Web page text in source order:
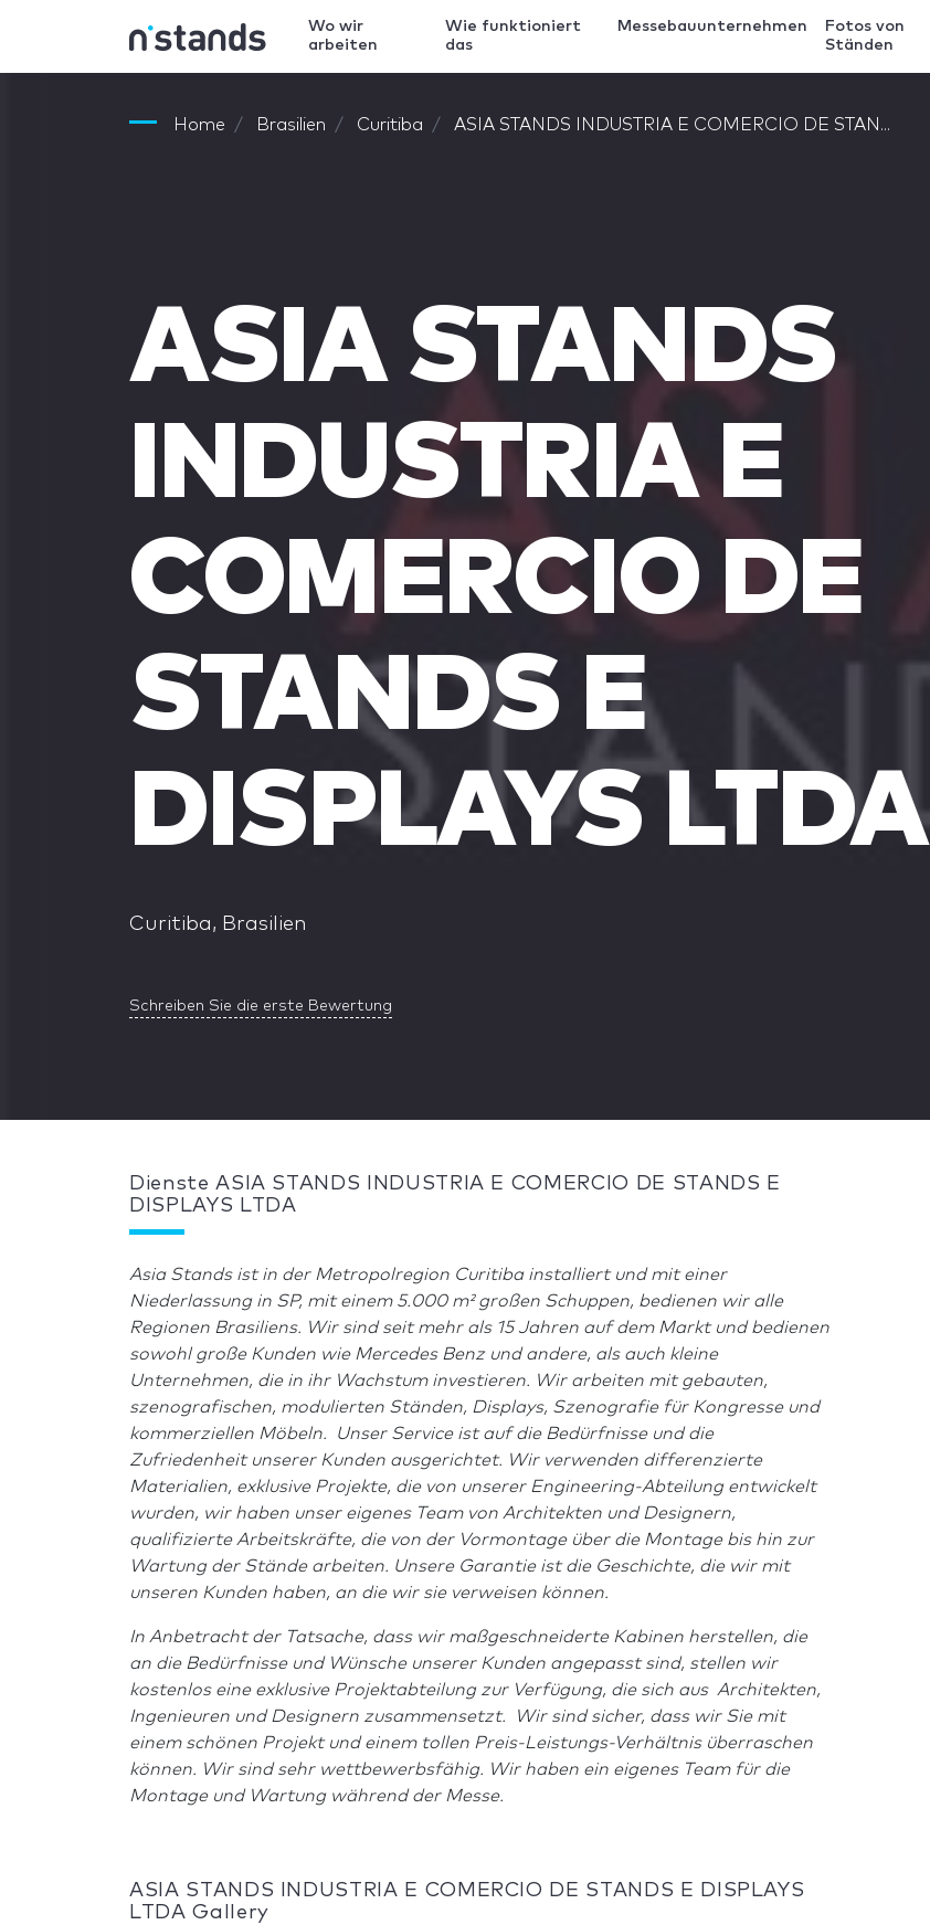
Wo wir
arbeiten
Wie funktioniert
das
Messebauunternehmen
Fotos von
Ständen
Home Brasilien Curitiba ASIA STANDS INDUSTRIA E COMERCIO DE STAN...
ASIA STANDS
INDUSTRIA E
COMERCIO DE
STANDS E
DISPLAYS LTDA
Curitiba, Brasilien
Schreiben Sie die erste Bewertung
Dienste ASIA STANDS INDUSTRIA E COMERCIO DE STANDS E
DISPLAYS LTDA
Asia Stands ist in der Metropolregion Curitiba installiert und mit einer
Niederlassung in SP, mit einem 5.000 m² großen Schuppen, bedienen wir alle
Regionen Brasiliens. Wir sind seit mehr als 15 Jahren auf dem Markt und bedienen
sowohl große Kunden wie Mercedes Benz und andere, als auch kleine
Unternehmen, die in ihr Wachstum investieren. Wir arbeiten mit gebauten,
szenografischen, modulierten Ständen, Displays, Szenografie für Kongresse und
kommerziellen Möbeln. Unser Service ist auf die Bedürfnisse und die
Zufriedenheit unserer Kunden ausgerichtet. Wir verwenden differenzierte
Materialien, exklusive Projekte, die von unserer Engineering-Abteilung entwickelt
wurden, wir haben unser eigenes Team von Architekten und Designern,
qualifizierte Arbeitskräfte, die von der Vormontage über die Montage bis hin zur
Wartung der Stände arbeiten. Unsere Garantie ist die Geschichte, die wir mit
unseren Kunden haben, an die wir sie verweisen können.
In Anbetracht der Tatsache, dass wir maßgeschneiderte Kabinen herstellen, die
an die Bedürfnisse und Wünsche unserer Kunden angepasst sind, stellen wir
kostenlos eine exklusive Projektabteilung zur Verfügung, die sich aus Architekten,
Ingenieuren und Designern zusammensetzt. Wir sind sicher, dass wir Sie mit
einem schönen Projekt und einem tollen Preis-Leistungs-Verhältnis überraschen
können. Wir sind sehr wettbewerbsfähig. Wir haben ein eigenes Team für die
Montage und Wartung während der Messe.
ASIA STANDS INDUSTRIA E COMERCIO DE STANDS E DISPLAYS
LTDA Gallery